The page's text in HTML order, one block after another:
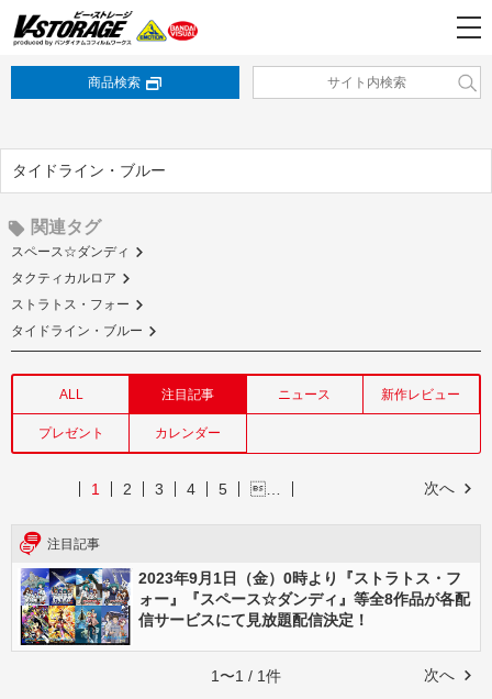
商品検索
タイドライン・ブルー
関連タグ
スペース☆ダンディ
タクティカルロア
ストラトス・フォー
タイドライン・ブルー
ALL 注目記事 ニュース 新作レビュー
プレゼント カレンダー
次へ
1 2 3 4 5 …
注目記事
2023年9月1日（金）0時より『ストラトス・フ
ォー』『スペース☆ダンディ』等全8作品が各配
信サービスにて見放題配信決定！
次へ
1〜1 / 1件